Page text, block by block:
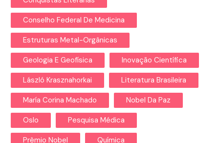
Conselho Federal De Medicina
Estruturas Metal-Orgânicas
Geologia E Geofísica Inovação Científica
László Krasznahorkai Literatura Brasileira
María Corina Machado Nobel Da Paz
Oslo Pesquisa Médica
Prêmio Nobel Química